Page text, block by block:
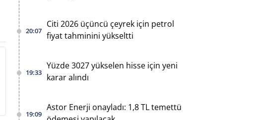
20:07
Citi 2026 üçüncü çeyrek için petrol
fiyat tahminini yükseltti
19:33
Yüzde 3027 yükselen hisse için yeni
karar alındı
19:09
Astor Enerji onayladı: 1,8 TL temettü